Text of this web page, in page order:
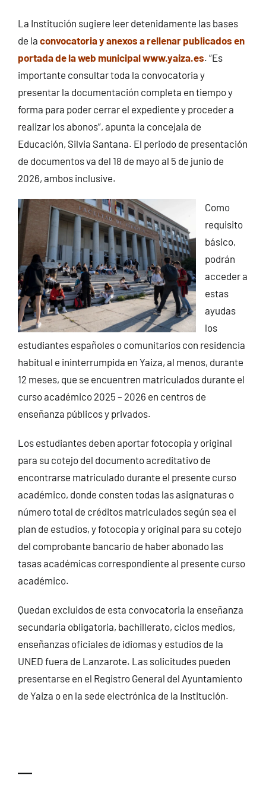
La Institución sugiere leer detenidamente las bases
de la convocatoria y anexos a rellenar publicados en
portada de la web municipal www.yaiza.es. “Es
importante consultar toda la convocatoria y
presentar la documentación completa en tiempo y
forma para poder cerrar el expediente y proceder a
realizar los abonos”, apunta la concejala de
Educación, Silvia Santana. El periodo de presentación
de documentos va del 18 de mayo al 5 de junio de
2026, ambos inclusive.
Como
requisito
básico,
podrán
acceder a
estas
ayudas
los
estudiantes españoles o comunitarios con residencia
habitual e ininterrumpida en Yaiza, al menos, durante
12 meses, que se encuentren matriculados durante el
curso académico 2025 – 2026 en centros de
enseñanza públicos y privados.
Los estudiantes deben aportar fotocopia y original
para su cotejo del documento acreditativo de
encontrarse matriculado durante el presente curso
académico, donde consten todas las asignaturas o
número total de créditos matriculados según sea el
plan de estudios, y fotocopia y original para su cotejo
del comprobante bancario de haber abonado las
tasas académicas correspondiente al presente curso
académico.
Quedan excluidos de esta convocatoria la enseñanza
secundaria obligatoria, bachillerato, ciclos medios,
enseñanzas oficiales de idiomas y estudios de la
UNED fuera de Lanzarote. Las solicitudes pueden
presentarse en el Registro General del Ayuntamiento
de Yaiza o en la sede electrónica de la Institución.
—